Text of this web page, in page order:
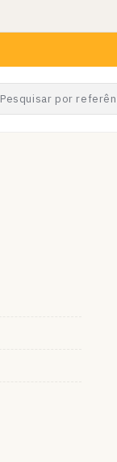
Pesquisar por